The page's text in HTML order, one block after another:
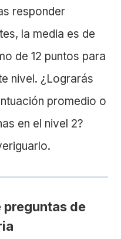
responder
la media es de
de 12 puntos para
nivel. ¿Lograrás
promedio o
en el nivel 2?
preguntas de